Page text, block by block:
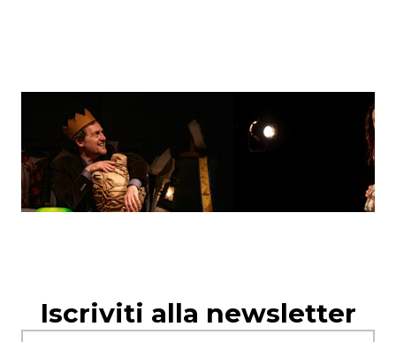
foto di Pino Miraglia
produzione Casa del Contemporaneo, Teatro
di Roma – Teatro Nazionale
Iscriviti alla newsletter